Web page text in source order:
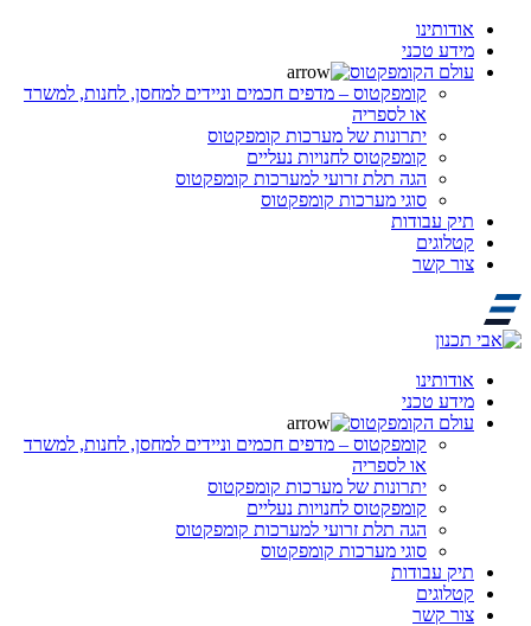
אודותינו
מידע טכני
עולם הקומפקטוס
קומפקטוס – מדפים חכמים וניידים למחסן, לחנות, למשרד
או לספריה
יתרונות של מערכות קומפקטוס
קומפקטוס לחנויות נעליים
הגה תלת זרועי למערכות קומפקטוס
סוגי מערכות קומפקטוס
תיק עבודות
קטלוגים
צור קשר
אודותינו
מידע טכני
עולם הקומפקטוס
קומפקטוס – מדפים חכמים וניידים למחסן, לחנות, למשרד
או לספריה
יתרונות של מערכות קומפקטוס
קומפקטוס לחנויות נעליים
הגה תלת זרועי למערכות קומפקטוס
סוגי מערכות קומפקטוס
תיק עבודות
קטלוגים
צור קשר